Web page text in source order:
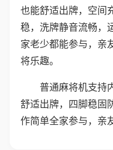
也能舒适出牌，空间
稳，洗牌静音流畅，
家老少都能参与，亲
将乐趣。
普通麻将机支持
舒适出牌，四脚稳固
作简单全家参与，亲